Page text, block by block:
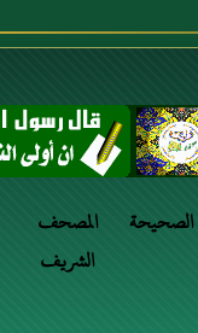
المصحف
الشريف
الصحيحة